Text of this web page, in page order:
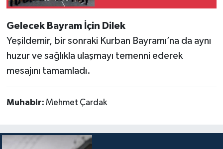
Gelecek Bayram İçin Dilek
Yeşildemir, bir sonraki Kurban Bayramı’na da aynı
huzur ve sağlıkla ulaşmayı temenni ederek
mesajını tamamladı.
Muhabir: Mehmet Çardak